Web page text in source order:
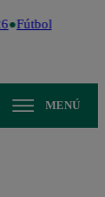
Fútbol peruano
MENÚ